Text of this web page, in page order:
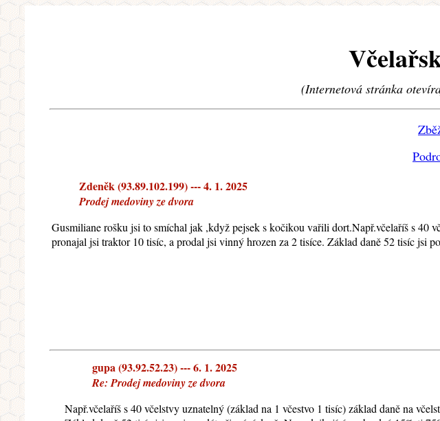
(Internetová stránka
Zdeněk (93.89.102.199) --- 4. 1. 2025
Prodej medoviny ze dvora
Gusmiliane rošku jsi to smíchal jak ,když pejsek s kočikou vařili dort.Např.včelaříš s 40
pronajal jsi traktor 10 tisíc, a prodal jsi vinný hrozen za 2 tisíce. Základ daně 52 tisíc jsi
gupa (93.92.52.23) --- 6. 1. 2025
Re: Prodej medoviny ze dvora
Např.včelaříš s 40 včelstvy uznatelný (základ na 1 včestvo 1 tisíc) základ daně na